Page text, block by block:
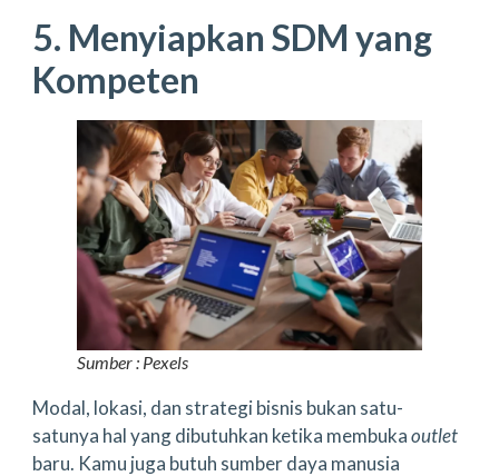
5. Menyiapkan SDM yang
Kompeten
Sumber : Pexels
Modal, lokasi, dan strategi bisnis bukan satu-
satunya hal yang dibutuhkan ketika membukaoutlet
baru. Kamu juga butuh sumber daya manusia